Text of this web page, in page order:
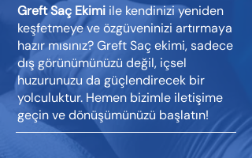
Greft Saç Ekimi ile kendinizi yeniden
keşfetmeye ve özgüveninizi artırmaya
hazır mısınız? Greft Saç ekimi, sadece
dış görünümünüzü değil, içsel
huzurunuzu da güçlendirecek bir
yolculuktur. Hemen bizimle iletişime
geçin ve dönüşümünüzü başlatın!